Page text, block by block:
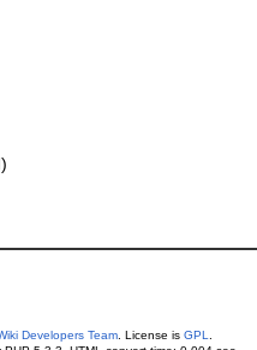
Developers Team. License is GPL